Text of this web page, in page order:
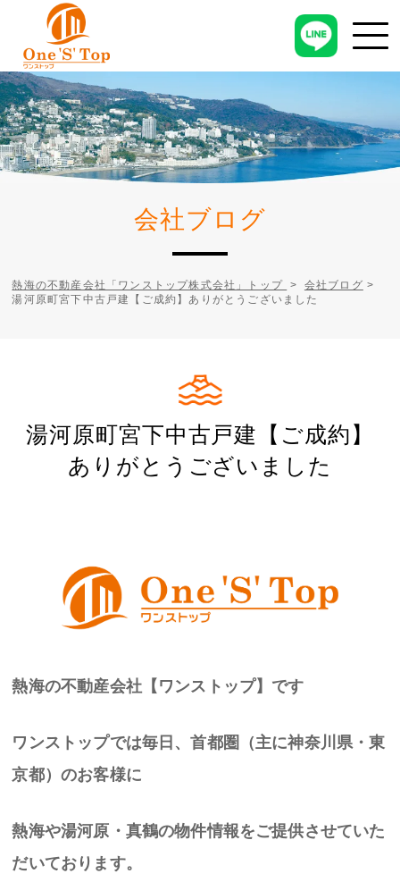
会社ブログ
熱海の不動産会社「ワンストップ株式会社」トップ > 会社ブログ >
湯河原町宮下中古戸建【ご成約】ありがとうございました
湯河原町宮下中古戸建【ご成約】
ありがとうございました
熱海の不動産会社【ワンストップ】です
ワンストップでは毎日、首都圏（主に神奈川県・東
京都）のお客様に
熱海や湯河原・真鶴の物件情報をご提供させていた
だいております。